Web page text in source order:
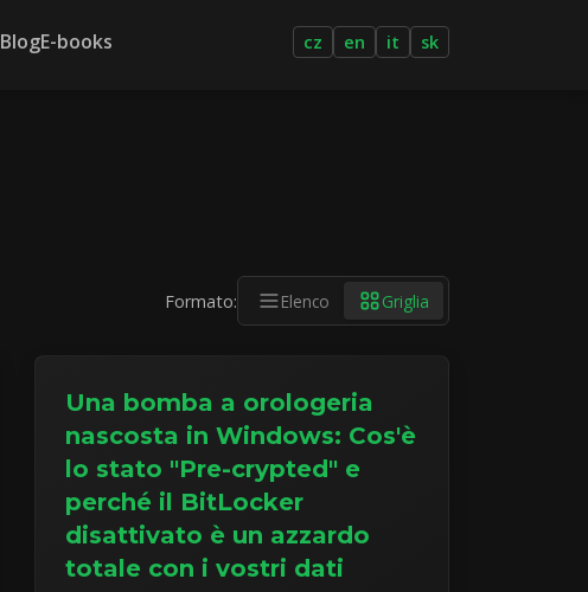
BlogE-books cz en it sk
Formato: Elenco Griglia
Una bomba a orologeria
nascosta in Windows: Cos'è
lo stato "Pre-crypted" e
perché il BitLocker
disattivato è un azzardo
totale con i vostri dati